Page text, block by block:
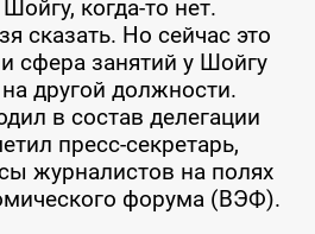
когда-то нет.
сказать. Но сейчас это
сфера занятий у Шойгу
другой должности.
в состав делегации
пресс-секретарь,
журналистов на полях
форума (ВЭФ).